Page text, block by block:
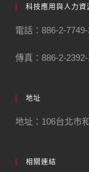
科技應用與人力資
電話：886-2-
傳真：886-2-
地址
地址：106台北市
相關連結